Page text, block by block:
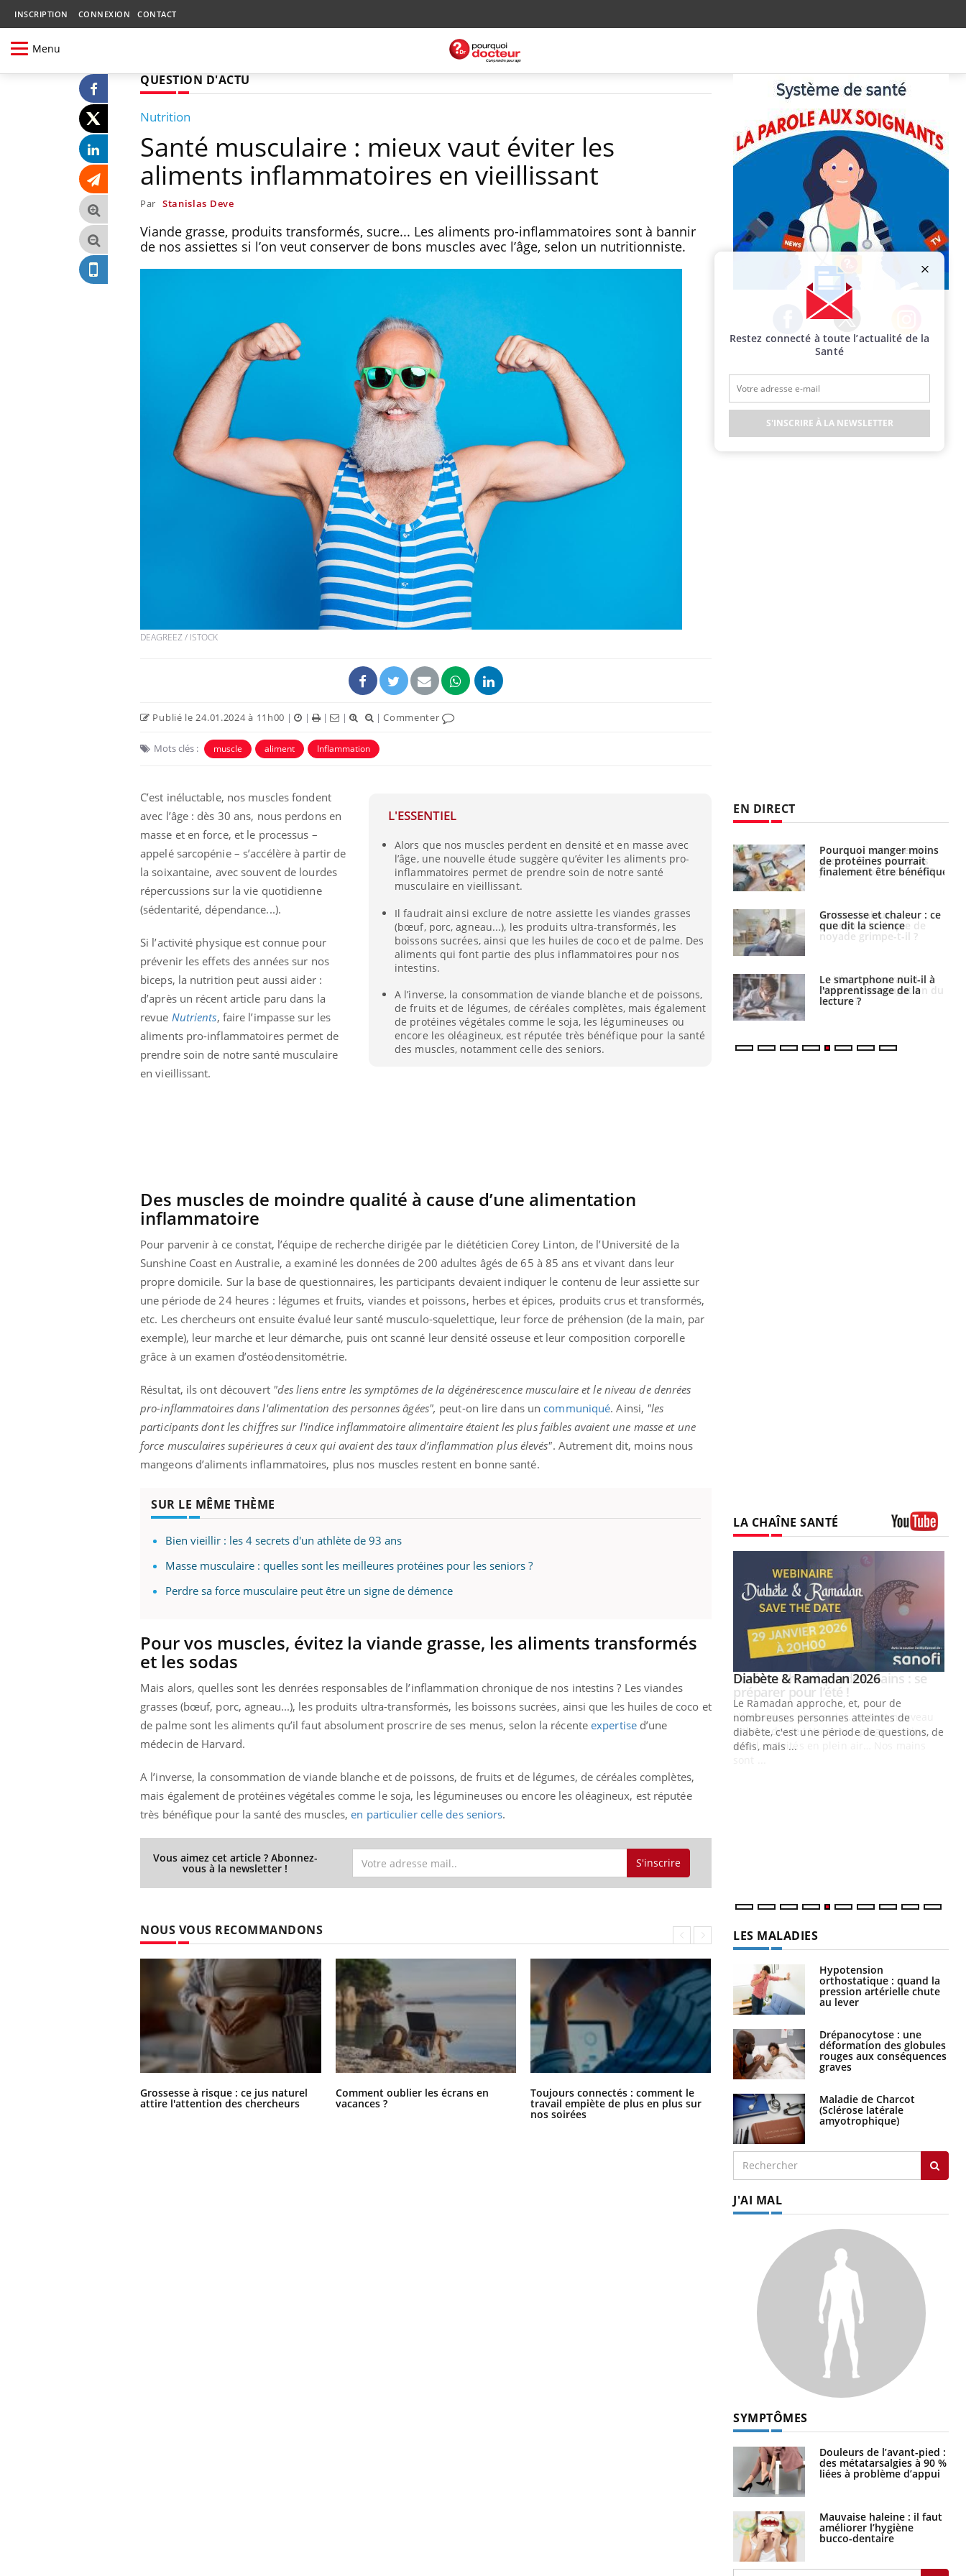
INSCRIPTION CONNEXION CONTACT
Menu
QUESTION D'ACTU
Nutrition
Santé musculaire : mieux vaut éviter les
aliments inflammatoires en vieillissant
Par Stanislas Deve
Viande grasse, produits transformés, sucre... Les aliments pro-inflammatoires sont à bannir
de nos assiettes si l’on veut conserver de bons muscles avec l’âge, selon un nutritionniste.
DEAGREEZ / ISTOCK
Publié le 24.01.2024 à 11h00 | | | | |Commenter
Mots clés : muscle aliment Inflammation
L'ESSENTIEL
Alors que nos muscles perdent en densité et en masse avec
l’âge, une nouvelle étude suggère qu’éviter les aliments pro-
inflammatoires permet de prendre soin de notre santé
musculaire en vieillissant.
Il faudrait ainsi exclure de notre assiette les viandes grasses
(bœuf, porc, agneau...), les produits ultra-transformés, les
boissons sucrées, ainsi que les huiles de coco et de palme. Des
aliments qui font partie des plus inflammatoires pour nos
intestins.
A l’inverse, la consommation de viande blanche et de poissons,
de fruits et de légumes, de céréales complètes, mais également
de protéines végétales comme le soja, les légumineuses ou
encore les oléagineux, est réputée très bénéfique pour la santé
des muscles, notamment celle des seniors.
C’est inéluctable, nos muscles fondent
avec l’âge : dès 30 ans, nous perdons en
masse et en force, et le processus –
appelé sarcopénie – s’accélère à partir de
la soixantaine, avec souvent de lourdes
répercussions sur la vie quotidienne
(sédentarité, dépendance...).
Si l’activité physique est connue pour
prévenir les effets des années sur nos
biceps, la nutrition peut aussi aider :
d’après un récent article paru dans la
revue Nutrients, faire l’impasse sur les
aliments pro-inflammatoires permet de
prendre soin de notre santé musculaire
en vieillissant.
Des muscles de moindre qualité à cause d’une alimentation
inflammatoire
Pour parvenir à ce constat, l’équipe de recherche dirigée par le diététicien Corey Linton, de l’Université de la
Sunshine Coast en Australie, a examiné les données de 200 adultes âgés de 65 à 85 ans et vivant dans leur
propre domicile. Sur la base de questionnaires, les participants devaient indiquer le contenu de leur assiette sur
une période de 24 heures : légumes et fruits, viandes et poissons, herbes et épices, produits crus et transformés,
etc. Les chercheurs ont ensuite évalué leur santé musculo-squelettique, leur force de préhension (de la main, par
exemple), leur marche et leur démarche, puis ont scanné leur densité osseuse et leur composition corporelle
grâce à un examen d’ostéodensitométrie.
Résultat, ils ont découvert "des liens entre les symptômes de la dégénérescence musculaire et le niveau de denrées
pro-inflammatoires dans l'alimentation des personnes âgées", peut-on lire dans un communiqué. Ainsi, "les
participants dont les chiffres sur l'indice inflammatoire alimentaire étaient les plus faibles avaient une masse et une
force musculaires supérieures à ceux qui avaient des taux d’inflammation plus élevés". Autrement dit, moins nous
mangeons d’aliments inflammatoires, plus nos muscles restent en bonne santé.
SUR LE MÊME THÈME
Bien vieillir : les 4 secrets d'un athlète de 93 ans
Masse musculaire : quelles sont les meilleures protéines pour les seniors ?
Perdre sa force musculaire peut être un signe de démence
Pour vos muscles, évitez la viande grasse, les aliments transformés
et les sodas
Mais alors, quelles sont les denrées responsables de l’inflammation chronique de nos intestins ? Les viandes
grasses (bœuf, porc, agneau...), les produits ultra-transformés, les boissons sucrées, ainsi que les huiles de coco et
de palme sont les aliments qu’il faut absolument proscrire de ses menus, selon la récente expertised’une
médecin de Harvard.
A l’inverse, la consommation de viande blanche et de poissons, de fruits et de légumes, de céréales complètes,
mais également de protéines végétales comme le soja, les légumineuses ou encore les oléagineux, est réputée
très bénéfique pour la santé des muscles,en particulier celle des seniors.
Vous aimez cet article ? Abonnez-
vous à la newsletter ! S'inscrire
NOUS VOUS RECOMMANDONS
Grossesse à risque : ce jus naturel
attire l'attention des chercheurs
Comment oublier les écrans en
vacances ?
Toujours connectés : comment le
travail empiète de plus en plus sur
nos soirées
simple aurait changé la donne au
Pays basque
Facebook Twitter Instagram
EN DIRECT
Cancer colorectal : une
stratégie simple aurait
changé la donne au Pays
Chikungunya, dengue,
t-il dans le sud de la
France ?
Les médicaments GLP-1
protègent-ils aussi les os
?
Cytomégalovirus : ce qui
change dans la prise en
charge des femmes
enceintes
La sieste empêche-t-elle
de dormir la nuit ?
tous les jours se profile-t-
elle enfin ?
Pourquoi votre ventre
gâche-t-il les premiers
jours de vos vacances ?
Fortes chaleurs :
pourquoi le risque de
noyade grimpe-t-il ?
freiner la propagation du
cancer ?
Pourquoi manger moins
de protéines pourrait
finalement être bénéfique
Grossesse et chaleur : ce
que dit la science
Le smartphone nuit-il à
l'apprentissage de la
lecture ?
LA CHAÎNE SANTÉ
Youtube
Fatigue, irritabilité, brouillard mental ou
même alopécie… Les symptômes de la
carence en fer sont multiples ce qui la rend
osait en parler??Youtube
En 2026, l'insuline dans le diabète de type 2
reste entourée d'idées reçues chez les
préparer pour l’été !Youtube
L'été arrive… et avec lui, un tout nouveau
rythme de vie ! Vacances, plage, piscine,
Youtube
Diabète & Ramadan 2026Youtube
Le Ramadan approche, et, pour de
nombreuses personnes atteintes de
diabète, c'est une période de questions, de
défis, mais ...
LES MALADIES
Hypotension
orthostatique : quand la
pression artérielle chute
au lever
Drépanocytose : une
déformation des globules
rouges aux conséquences
graves
Maladie de Charcot
(Sclérose latérale
amyotrophique)
J'AI MAL
SYMPTÔMES
Douleurs de l’avant-pied :
des métatarsalgies à 90 %
liées à problème d’appui
Mauvaise haleine : il faut
améliorer l’hygiène
bucco-dentaire
Restez connecté à toute l’actualité de la
Santé
S'INSCRIRE À LA NEWSLETTER